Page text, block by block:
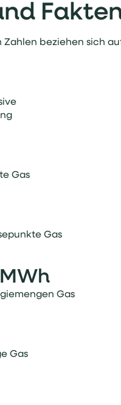
beziehen sich
Gas
Gas
Gas
Gas